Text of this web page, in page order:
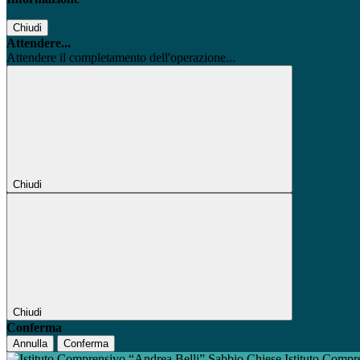
Chiudi
Attendere...
Attendere il completamento dell'operazione...
Chiudi
Chiudi
Conferma
Annulla Conferma